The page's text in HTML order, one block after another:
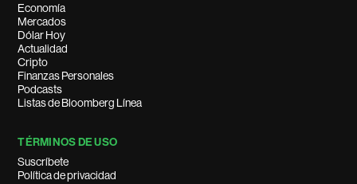
Economía
Mercados
Dólar Hoy
Actualidad
Cripto
Finanzas Personales
Podcasts
Listas de Bloomberg Línea
TÉRMINOS DE USO
Suscríbete
Política de privacidad